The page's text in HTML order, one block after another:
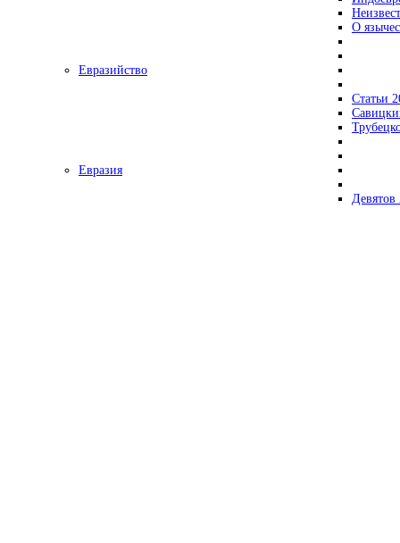
О
Евразийство
Статьи
Евразия